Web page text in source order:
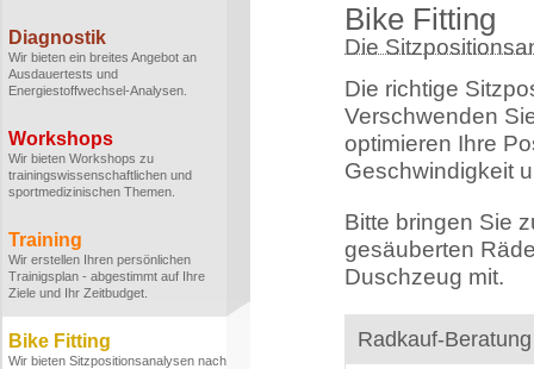
Diagnostik
Wir bieten ein breites Angebot an
Ausdauertests und
Energiestoffwechsel-Analysen.
Workshops
Wir bieten Workshops zu
trainingswissenschaftlichen und
sportmedizinischen Themen.
Training
Wir erstellen Ihren persönlichen
Trainigsplan - abgestimmt auf Ihre
Ziele und Ihr Zeitbudget.
Bike Fitting
Wir bieten Sitzpositionsanalysen nach
Bike Fitting
Die
Die richtige
Verschwenden
optimieren Ihre
Geschwindigkeit
Bitte bringen Sie
gesäuberten
Duschzeug mit.
Radkauf-Beratung